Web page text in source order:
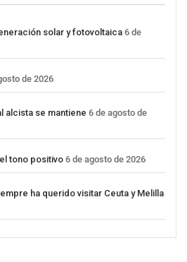
solar y fotovoltaica 6 de
de 2026
alcista se mantiene 6 de agosto de
tono positivo 6 de agosto de 2026
ha querido visitar Ceuta y Melilla